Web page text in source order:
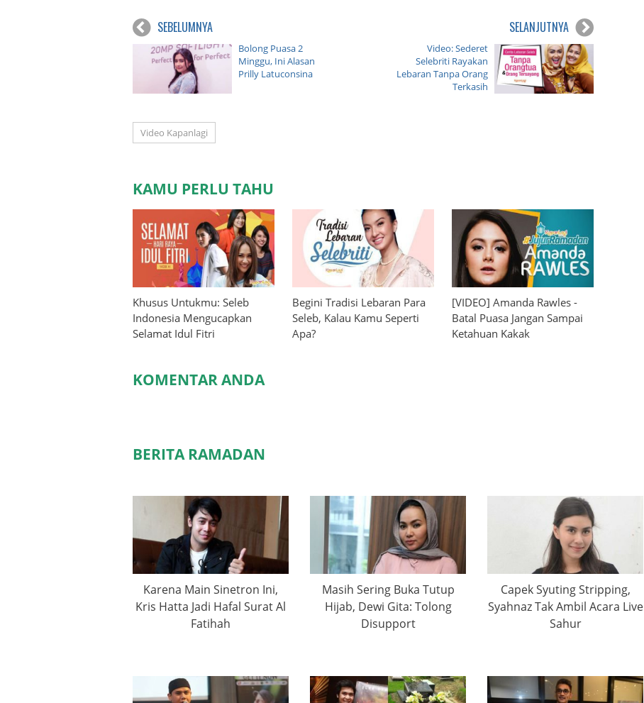
SEBELUMNYA
Bolong Puasa 2
Minggu, Ini Alasan
Prilly Latuconsina
SELANJUTNYA
Video: Sederet
Selebriti Rayakan
Lebaran Tanpa Orang
Terkasih
Video Kapanlagi
KAMU PERLU TAHU
Khusus Untukmu: Seleb
Indonesia Mengucapkan
Selamat Idul Fitri
Begini Tradisi Lebaran Para
Seleb, Kalau Kamu Seperti
Apa?
[VIDEO] Amanda Rawles -
Batal Puasa Jangan Sampai
Ketahuan Kakak
KOMENTAR ANDA
BERITA RAMADAN
Karena Main Sinetron Ini,
Kris Hatta Jadi Hafal Surat Al
Fatihah
Masih Sering Buka Tutup
Hijab, Dewi Gita: Tolong
Disupport
Capek Syuting Stripping,
Syahnaz Tak Ambil Acara Live
Sahur